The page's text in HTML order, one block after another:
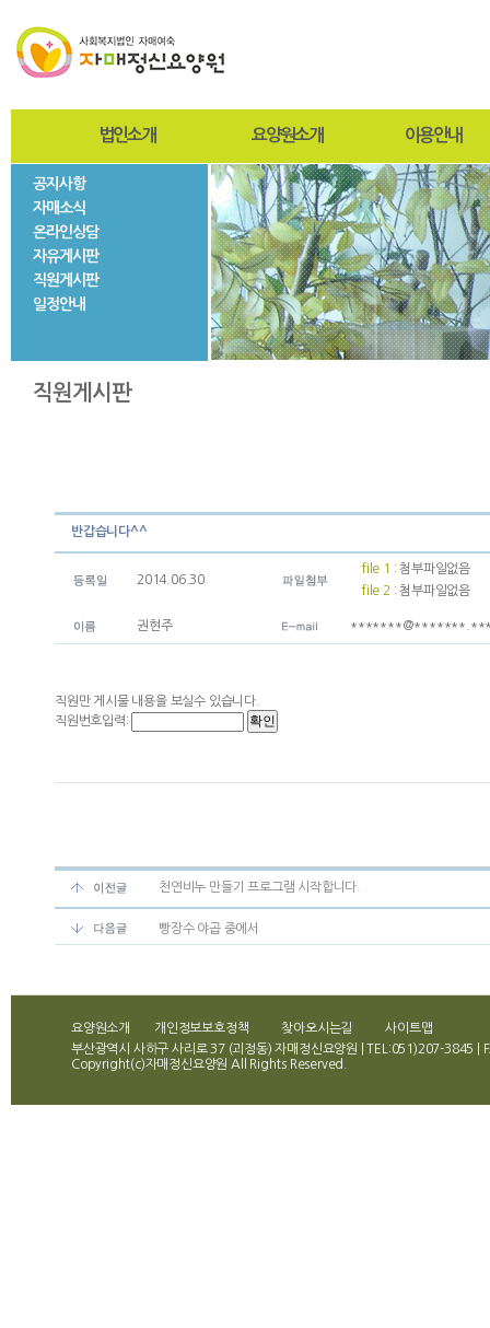
법인소개
사진자료
법인현황
요양원소개
인사말
설립목적 및 연혁
미션과비전
조직도
시설현황
층별안내
자매둘러보기
이용안내
입퇴원절차
찾아오시는길
사회재활서비스
공지사항
자매소식
온라인상담
자유게시판
직원게시판
일정안내
직원게시판
반갑습니다^^
2014.06.30
file 1 :첨부파일없음
file 2 :첨부파일없음
권현주
직원만 게시물 내용을 보실수 있습니다.
직원번호입력:
천연비누 만들기 프로그램 시작합니다.
빵장수 야곱 중에서
요양원소개 개인정보보호정책 찾아오시는길
사이트맵
부산광역시 사하구 사리로 37 (괴정동) 자매정신요양원 | TEL:051)207-3845
Copyright(c)자매정신요양원 All Rights Reserved.